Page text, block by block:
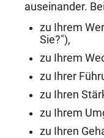
auseinander.
zu Ihrem
Sie?"),
zu Ihrem
zu Ihrer
zu Ihren
zu Ihrem
zu Ihren